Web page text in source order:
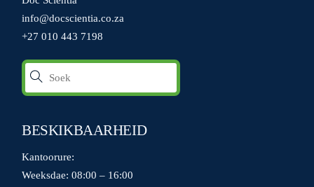
info@docscientia.co.za
+27 010 443 7198
BESKIKBAARHEID
Kantoorure:
Weeksdae: 08:00 – 16:00